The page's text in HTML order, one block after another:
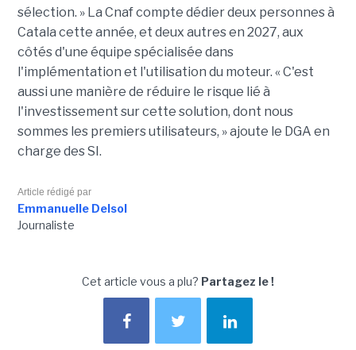
sélection. » La Cnaf compte dédier deux personnes à
Catala cette année, et deux autres en 2027, aux
côtés d'une équipe spécialisée dans
l'implémentation et l'utilisation du moteur. « C'est
aussi une manière de réduire le risque lié à
l'investissement sur cette solution, dont nous
sommes les premiers utilisateurs, » ajoute le DGA en
charge des SI.
Article rédigé par
Emmanuelle Delsol
Journaliste
Cet article vous a plu? Partagez le !